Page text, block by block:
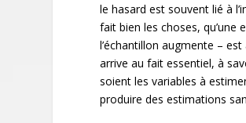
le hasard est souvent lié à
fait bien les choses, qu’une
l’échantillon augmente –
arrive au fait essentiel, à
soient les variables à
produire des estimations